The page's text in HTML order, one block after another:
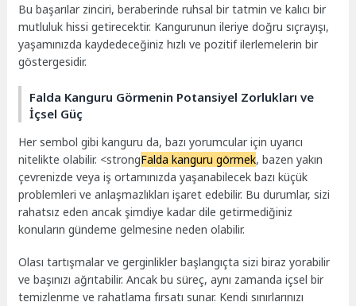
Bu başarılar zinciri, beraberinde ruhsal bir tatmin ve kalıcı bir
mutluluk hissi getirecektir. Kangurunun ileriye doğru sıçrayışı,
yaşamınızda kaydedeceğiniz hızlı ve pozitif ilerlemelerin bir
göstergesidir.
Falda Kanguru Görmenin Potansiyel Zorlukları ve
İçsel Güç
Her sembol gibi kanguru da, bazı yorumcular için uyarıcı
nitelikte olabilir. <strongFalda kanguru görmek, bazen yakın
çevrenizde veya iş ortamınızda yaşanabilecek bazı küçük
problemleri ve anlaşmazlıkları işaret edebilir. Bu durumlar, sizi
rahatsız eden ancak şimdiye kadar dile getirmediğiniz
konuların gündeme gelmesine neden olabilir.
Olası tartışmalar ve gerginlikler başlangıçta sizi biraz yorabilir
ve başınızı ağrıtabilir. Ancak bu süreç, aynı zamanda içsel bir
temizlenme ve rahatlama fırsatı sunar. Kendi sınırlarınızı